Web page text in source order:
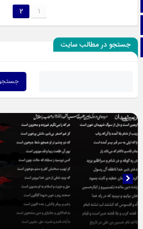
اینستاگرام
تلگرام
1
2
جستجو در مطالب سایت